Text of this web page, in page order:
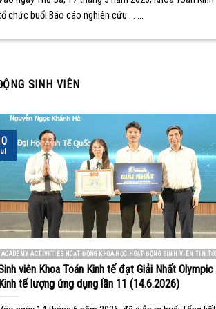
chức buổi Báo cáo nghiên cứu ... ...
SINH VIÊN
ACADEMY ACTIVITIES HOẠT ĐỘNG KHOA HỌC HOẠT ĐỘNG SINH VIÊN TIN
viên Khoa Toán Kinh tế đạt Giải Nhất Olympic
tế lượng ứng dụng lần 11 (14.6.2026)